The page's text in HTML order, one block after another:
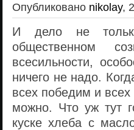
Опубликовано nikolay,
И дело не
общественном
всесильности,
ничего не надо.
всех победим и
можно. Что уж тут
куске хлеба с